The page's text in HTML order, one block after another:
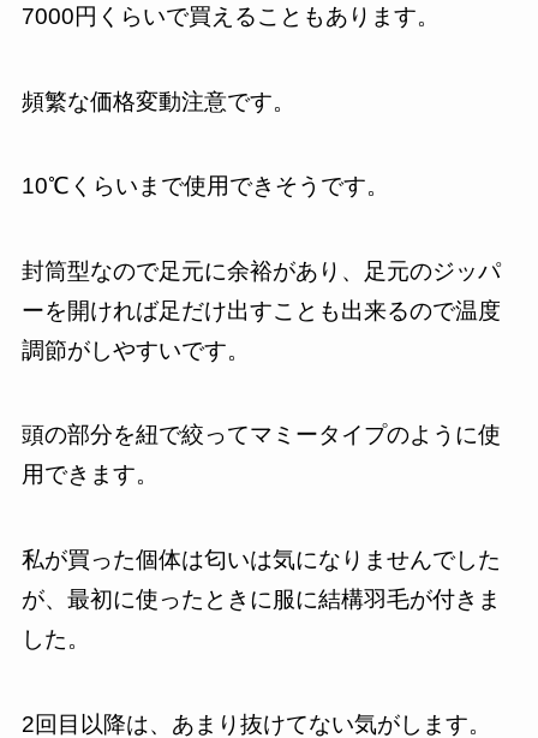
7000円くらいで買えることもあります。
頻繁な価格変動注意です。
10℃くらいまで使用できそうです。
封筒型なので足元に余裕があり、足元のジッパ
ーを開ければ足だけ出すことも出来るので温度
調節がしやすいです。
頭の部分を紐で絞ってマミータイプのように使
用できます。
私が買った個体は匂いは気になりませんでした
が、最初に使ったときに服に結構羽毛が付きま
した。
2回目以降は、あまり抜けてない気がします。